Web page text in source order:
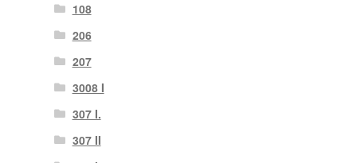
108
206
207
3008 I
307 I.
307 II